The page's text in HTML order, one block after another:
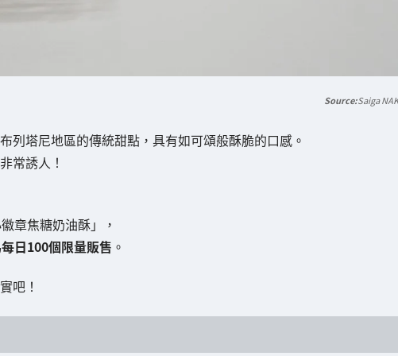
Saiga NAK
塔尼地區的傳統甜點，具有如可頌般酥脆的口感。
常誘人！
章焦糖奶油酥」，
日100個限量販售 。
吧！